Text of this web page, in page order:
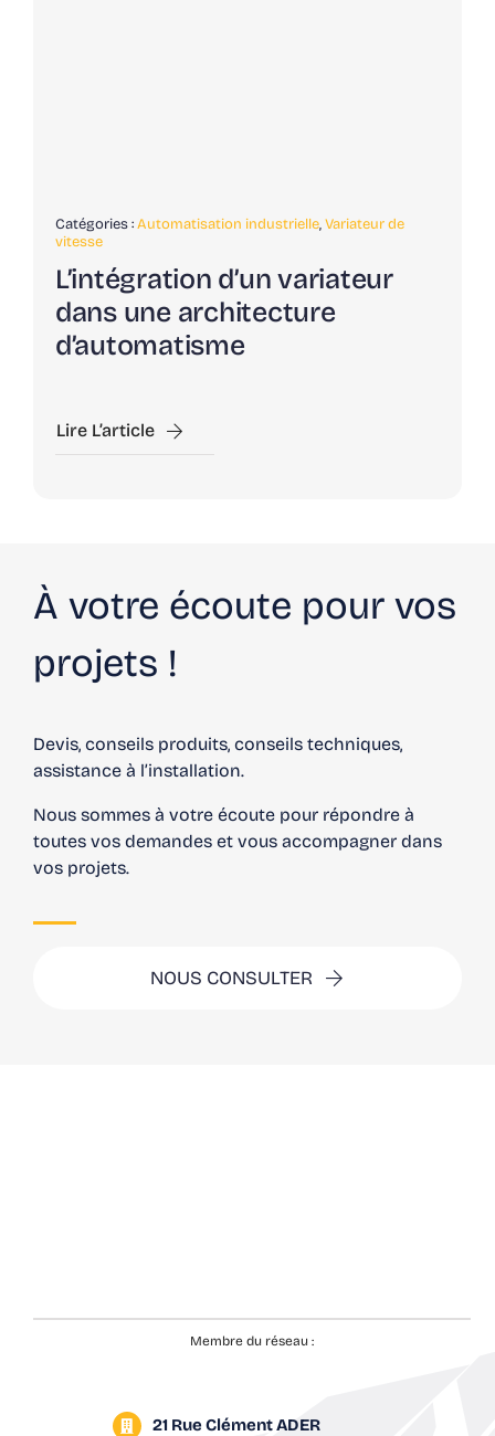
Catégories :Automatisation industrielle,Variateur de
vitesse
L’intégration d’un variateur
dans une architecture
d’automatisme
Lire L’article
À votre écoute pour vos
projets !
Devis, conseils produits, conseils techniques,
assistance à l’installation.
Nous sommes à votre écoute pour répondre à
toutes vos demandes et vous accompagner dans
vos projets.
NOUS CONSULTER
21 Rue Clément ADER
Membre du réseau :